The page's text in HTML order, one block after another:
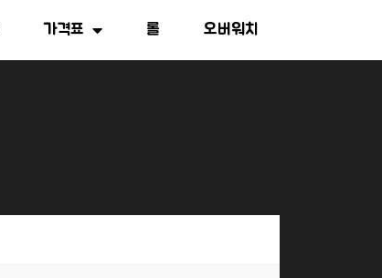
가격표 롤 오버워치